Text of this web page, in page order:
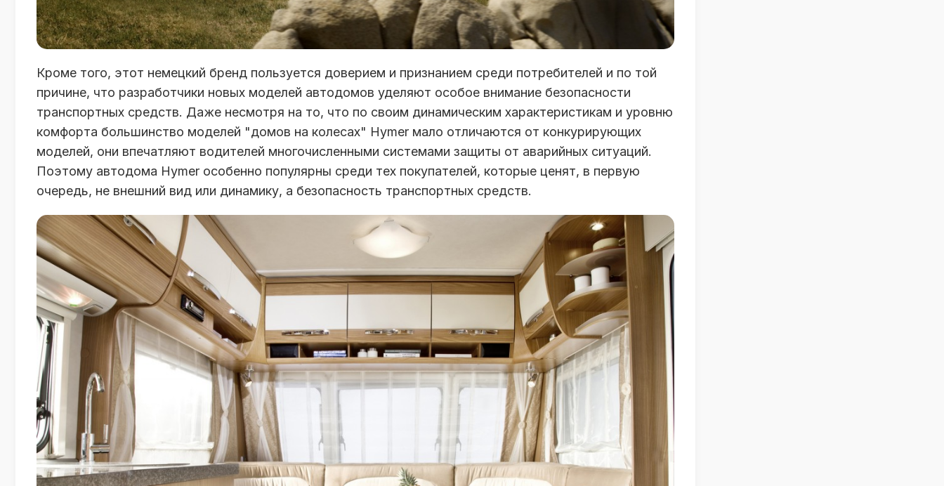
Кроме того, этот немецкий бренд пользуется доверием и признанием среди потребителей и по той
причине, что разработчики новых моделей автодомов уделяют особое внимание безопасности
транспортных средств. Даже несмотря на то, что по своим динамическим характеристикам и уровню
комфорта большинство моделей "домов на колесах" Hymer мало отличаются от конкурирующих
моделей, они впечатляют водителей многочисленными системами защиты от аварийных ситуаций.
Поэтому автодома Hymer особенно популярны среди тех покупателей, которые ценят, в первую
очередь, не внешний вид или динамику, а безопасность транспортных средств.